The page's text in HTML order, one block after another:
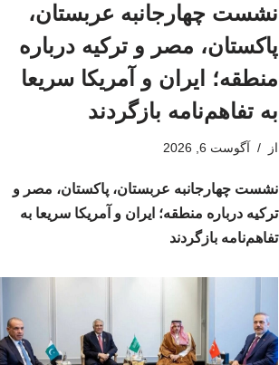
نشست چهارجانبه عربستان،
پاکستان، مصر و ترکیه درباره
منطقه؛ ایران و آمریکا سریعا
به تفاهم‌نامه بازگردند
از آگوست 6, 2026
نشست چهارجانبه عربستان، پاکستان، مصر و
ترکیه درباره منطقه؛ ایران و آمریکا سریعا به
تفاهم‌نامه بازگردند